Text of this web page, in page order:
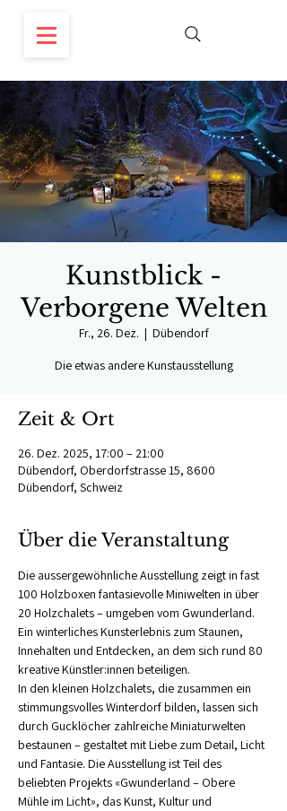
Kunstblick -
Verborgene Welten
Fr., 26. Dez.
  |
Dübendorf
Die etwas andere Kunstausstellung
Zeit & Ort
26. Dez. 2025, 17:00 – 21:00
Dübendorf, Oberdorfstrasse 15, 8600
Dübendorf, Schweiz
Über die Veranstaltung
Die aussergewöhnliche Ausstellung zeigt in fast
100 Holzboxen fantasievolle Miniwelten in über
20 Holzchalets – umgeben vom Gwunderland.
Ein winterliches Kunsterlebnis zum Staunen,
Innehalten und Entdecken, an dem sich rund 80
kreative Künstler:innen beteiligen.
In den kleinen Holzchalets, die zusammen ein
stimmungsvolles Winterdorf bilden, lassen sich
durch Gucklöcher zahlreiche Miniaturwelten
bestaunen – gestaltet mit Liebe zum Detail, Licht
und Fantasie. Die Ausstellung ist Teil des
beliebten Projekts «Gwunderland – Obere
Mühle im Licht», das Kunst, Kultur und